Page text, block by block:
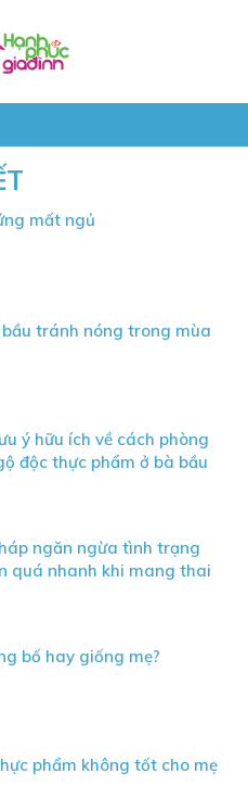
mất ngủ
bầu tránh nóng trong mùa
ý hữu ích về cách phòng
độc thực phẩm ở bà bầu
ngăn ngừa tình trạng
quá nhanh khi mang thai
bố hay giống mẹ?
phẩm không tốt cho mẹ